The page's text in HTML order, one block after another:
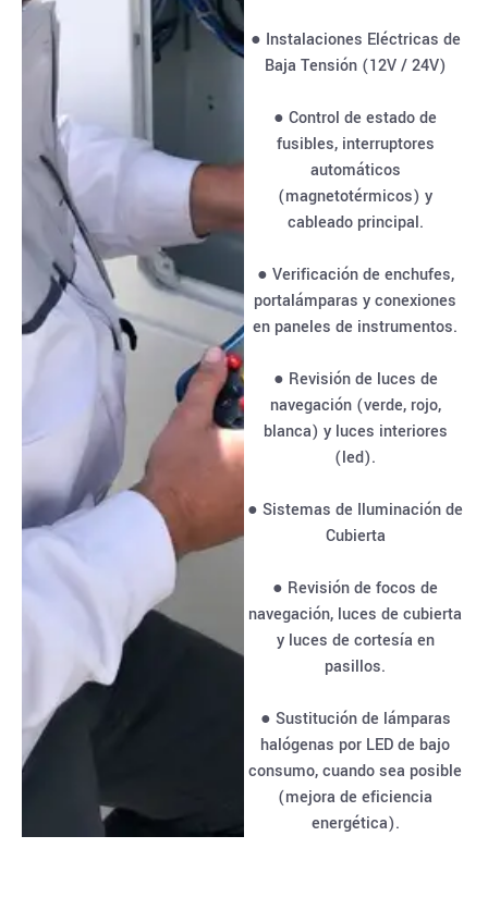
● Instalaciones Eléctricas de
Baja Tensión (12V / 24V)
● Control de estado de
fusibles, interruptores
automáticos
(magnetotérmicos) y
cableado principal.
● Verificación de enchufes,
portalámparas y conexiones
en paneles de instrumentos.
● Revisión de luces de
navegación (verde, rojo,
blanca) y luces interiores
(led).
● Sistemas de Iluminación de
Cubierta
● Revisión de focos de
navegación, luces de cubierta
y luces de cortesía en
pasillos.
● Sustitución de lámparas
halógenas por LED de bajo
consumo, cuando sea posible
(mejora de eficiencia
energética).